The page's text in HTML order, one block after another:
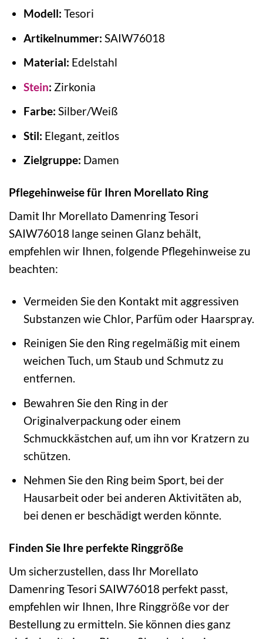
Modell: Tesori
Artikelnummer: SAIW76018
Material: Edelstahl
Stein: Zirkonia
Farbe: Silber/Weiß
Stil: Elegant, zeitlos
Zielgruppe: Damen
Pflegehinweise für Ihren Morellato Ring
Damit Ihr Morellato Damenring Tesori
SAIW76018 lange seinen Glanz behält,
empfehlen wir Ihnen, folgende Pflegehinweise zu
beachten:
Vermeiden Sie den Kontakt mit aggressiven
Substanzen wie Chlor, Parfüm oder Haarspray.
Reinigen Sie den Ring regelmäßig mit einem
weichen Tuch, um Staub und Schmutz zu
entfernen.
Bewahren Sie den Ring in der
Originalverpackung oder einem
Schmuckkästchen auf, um ihn vor Kratzern zu
schützen.
Nehmen Sie den Ring beim Sport, bei der
Hausarbeit oder bei anderen Aktivitäten ab,
bei denen er beschädigt werden könnte.
Finden Sie Ihre perfekte Ringgröße
Um sicherzustellen, dass Ihr Morellato
Damenring Tesori SAIW76018 perfekt passt,
empfehlen wir Ihnen, Ihre Ringgröße vor der
Bestellung zu ermitteln. Sie können dies ganz